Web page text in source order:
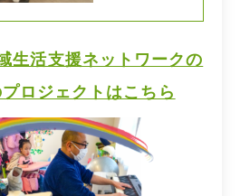
生活支援ネットワークの
ロジェクトはこちら